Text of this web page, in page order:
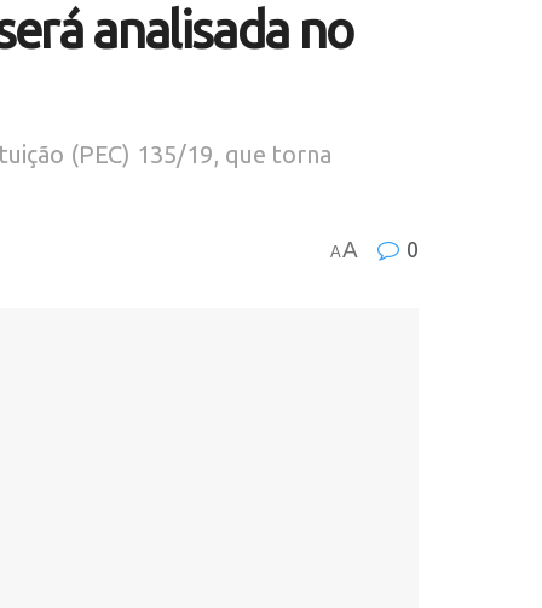
analisada no
(PEC) 135/19, que torna
AA 0